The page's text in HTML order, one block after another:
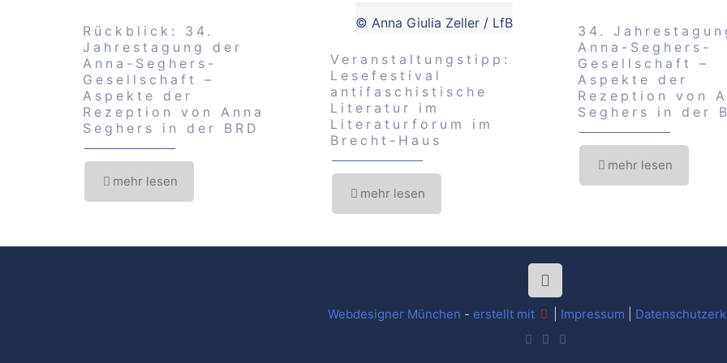
Rückblick: 34.
Jahrestagung der
Anna-Seghers-
Gesellschaft –
Aspekte der
Rezeption von Anna
Seghers in der BRD
mehr lesen
© Anna Giulia Zeller / LfB
Veranstaltungstipp:
Lesefestival
antifaschistische
Literatur im
Literaturforum im
Brecht-Haus
mehr lesen
34.
Anna-Seghers-
Gesellschaft –
Aspekte der
Rezeption von
Seghers in der
mehr lesen
Webdesigner München - erstellt mit Impressum